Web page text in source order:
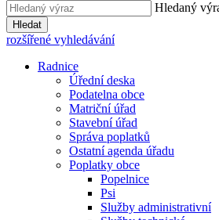
Hledaný
Hledat
rozšířené vyhledávání
Radnice
Úřední deska
Podatelna obce
Matriční úřad
Stavební úřad
Správa poplatků
Ostatní agenda úřadu
Poplatky obce
Popelnice
Psi
Služby administrativní